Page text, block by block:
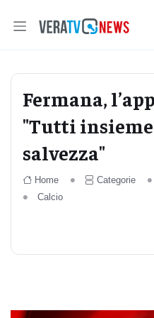
Fermana,
"Tutti insieme
salvezza"
Home Categorie
Calcio